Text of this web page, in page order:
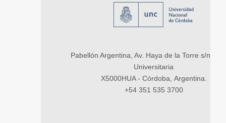
Pabellón Argentina, Av. Haya de la Torre s/n,
Universitaria
X5000HUA - Córdoba, Argentina.
+54 351 535 3700